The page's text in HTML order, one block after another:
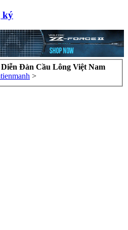
ký
Đàn Cầu Lông Việt Nam
>